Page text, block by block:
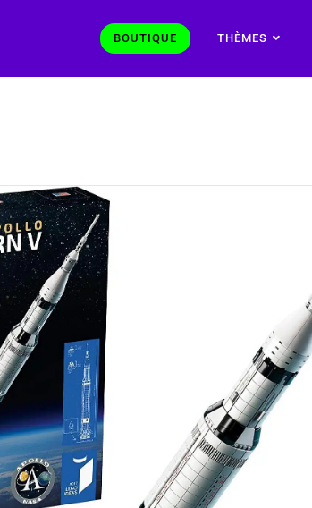
BOUTIQUE THÈMES